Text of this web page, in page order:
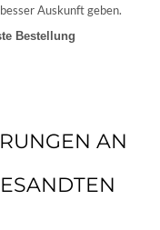
Auskunft geben.
Bestellung
AN